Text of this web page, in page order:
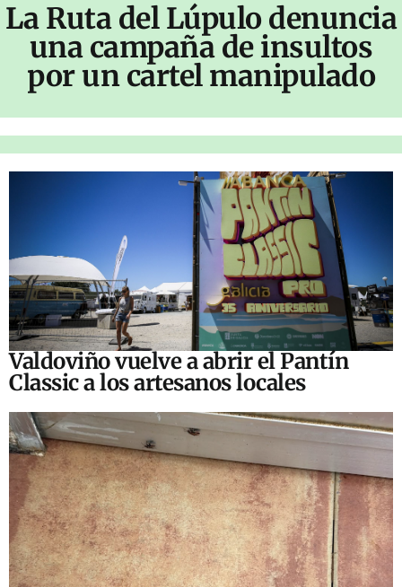
La Ruta del Lúpulo denuncia
una campaña de insultos
por un cartel manipulado
Valdoviño vuelve a abrir el Pantín
Classic a los artesanos locales